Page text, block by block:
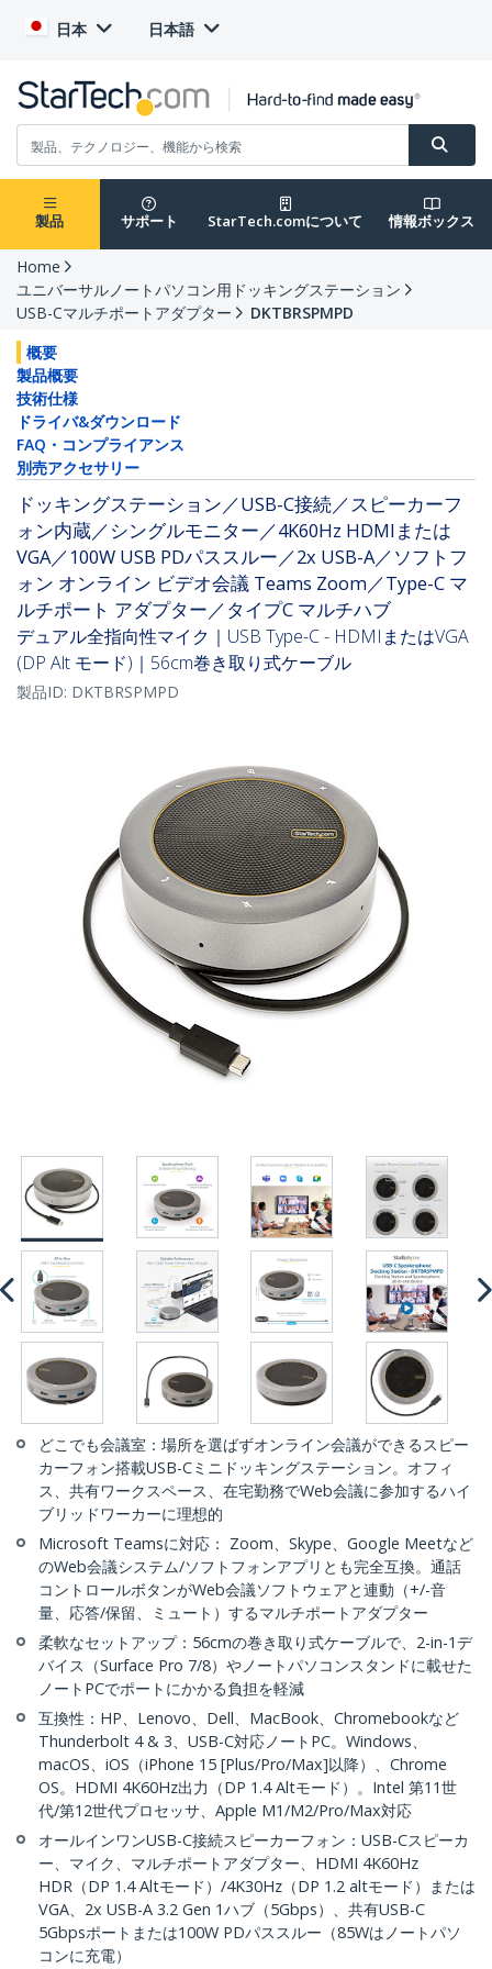
日本 日本語
製品 サポート StarTech.comについて 情報ボックス
Home
ユニバーサルノートパソコン用ドッキングステーション
USB-Cマルチポートアダプター
DKTBRSPMPD
概要
製品概要
技術仕様
ドライバ&ダウンロード
FAQ・コンプライアンス
別売アクセサリー
ドッキングステーション／USB-C接続／スピーカーフ
ォン内蔵／シングルモニター／4K60Hz HDMIまたは
VGA／100W USB PDパススルー／2x USB-A／ソフトフ
ォン オンライン ビデオ会議 Teams Zoom／Type-C マ
ルチポート アダプター／タイプC マルチハブ
デュアル全指向性マイク｜USB Type-C - HDMIまたはVGA
(DP Alt モード)｜56cm巻き取り式ケーブル
製品ID: DKTBRSPMPD
どこでも会議室：場所を選ばずオンライン会議ができるスピー
カーフォン搭載USB-Cミニドッキングステーション。オフィ
ス、共有ワークスペース、在宅勤務でWeb会議に参加するハイ
ブリッドワーカーに理想的
Microsoft Teamsに対応： Zoom、Skype、Google Meetなど
のWeb会議システム/ソフトフォンアプリとも完全互換。通話
コントロールボタンがWeb会議ソフトウェアと連動（+/-音
量、応答/保留、ミュート）するマルチポートアダプター
柔軟なセットアップ：56cmの巻き取り式ケーブルで、2-in-1デ
バイス（Surface Pro 7/8）やノートパソコンスタンドに載せた
ノートPCでポートにかかる負担を軽減
互換性：HP、Lenovo、Dell、MacBook、Chromebookなど
Thunderbolt 4 & 3、USB-C対応ノートPC。Windows、
macOS、iOS（iPhone 15 [Plus/Pro/Max]以降）、Chrome
OS。HDMI 4K60Hz出力（DP 1.4 Altモード）。Intel 第11世
代/第12世代プロセッサ、Apple M1/M2/Pro/Max対応
オールインワンUSB-C接続スピーカーフォン：USB-Cスピーカ
ー、マイク、マルチポートアダプター、HDMI 4K60Hz
HDR（DP 1.4 Altモード）/4K30Hz（DP 1.2 altモード）または
VGA、2x USB-A 3.2 Gen 1ハブ（5Gbps）、共有USB-C
5Gbpsポートまたは100W PDパススルー（85Wはノートパソ
コンに充電）